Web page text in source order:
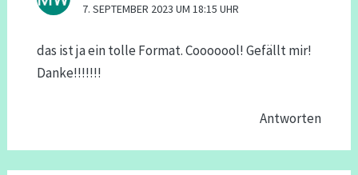
7. SEPTEMBER 2023 UM 18:15 UHR
das ist ja ein tolle Format. Cooooool! Gefällt mir!
Danke!!!!!!!
Antworten